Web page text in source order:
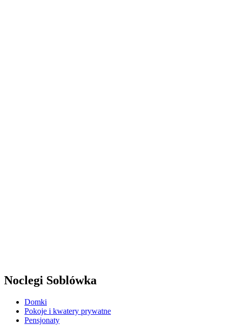
Noclegi Soblówka
Domki
Pokoje i kwatery prywatne
Pensjonaty